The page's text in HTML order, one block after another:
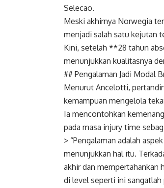
Selecao.
Meski akhirnya Norwegia
menjadi salah satu kejutan
Kini, setelah **28 tahun
menunjukkan kualitasnya
## Pengalaman Jadi Modal
Menurut Ancelotti,
kemampuan mengelola
Ia mencontohkan
pada masa injury time
> “Pengalaman adalah
menunjukkan hal itu.
akhir dan mempertahankan
di level seperti ini